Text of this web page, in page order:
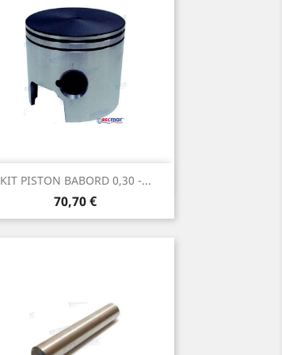
KIT PISTON BABORD 0,30 -...
Prix
70,70 €
Aperçu rapide